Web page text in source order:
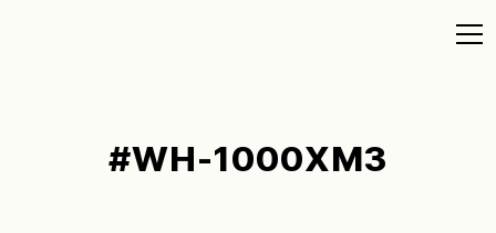
#WH-1000XM3